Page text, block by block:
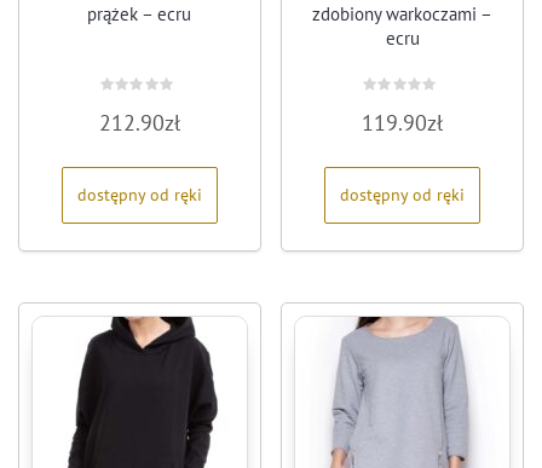
prążek – ecru
0
na
212.90zł
dostępny od ręki
zdobiony warkoczami –
ecru
0
na
119.90zł
dostępny od ręki